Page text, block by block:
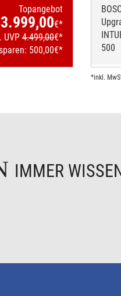
Topangebot
3.999,00€*
UVP 4.499,00€*
500,00€*
500
*inkl.
IMMER